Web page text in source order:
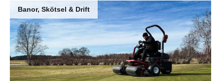
Banor, Skötsel & Drift